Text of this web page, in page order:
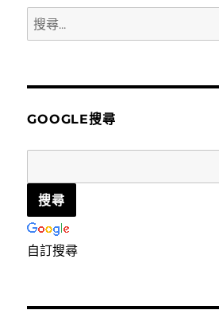
搜
尋
鍵
GOOGLE搜尋
自訂搜尋